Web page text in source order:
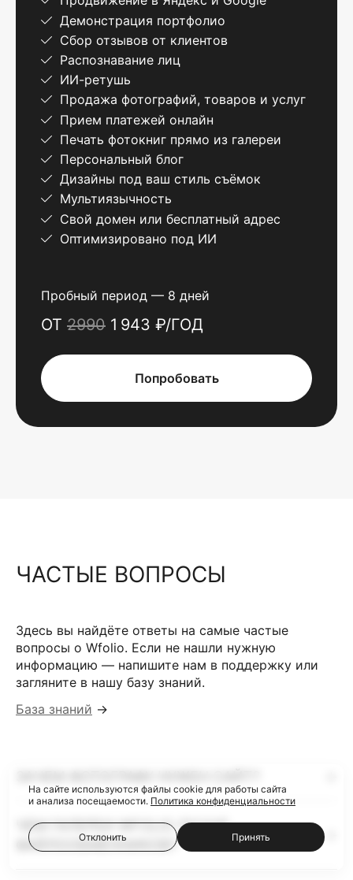
Демонстрация портфолио
Сбор отзывов от клиентов
Распознавание лиц
ИИ-ретушь
Продажа фотографий, товаров и услуг
Прием платежей онлайн
Печать фотокниг прямо из галереи
Персональный блог
Дизайны под ваш стиль съёмок
Мультиязычность
Свой домен или бесплатный адрес
Оптимизировано под ИИ
Пробный период — 8 дней
ОТ 2990 1 943 ₽/ГОД
Попробовать
ЧАСТЫЕ ВОПРОСЫ
Здесь вы найдёте ответы на самые частые
вопросы о Wfolio. Если не нашли нужную
информацию — напишите нам в поддержку или
загляните в нашу базу знаний.
База знаний →
ЧЕМ ГАЛЕРЕИ WFOLIO ЛУЧШЕ
ФАЙЛООБМЕННИКОВ?
На сайте используются файлы cookie для работы сайта
и анализа посещаемости. Политика конфиденциальности
Отклонить Принять